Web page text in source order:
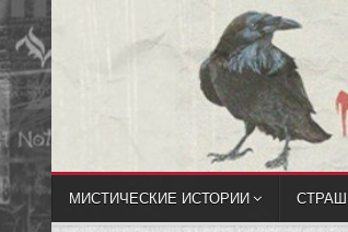
МИСТИЧЕСКИЕ ИСТОРИИ